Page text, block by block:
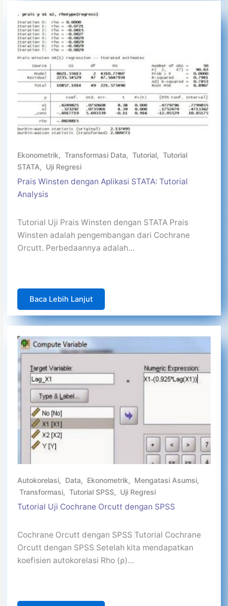
Ekonometrik, Transformasi Data, Tutorial, Tutorial
STATA, Uji Regresi
Prais Winsten dengan Aplikasi STATA: Tutorial
Analysis
Tutorial Uji Prais Winsten dengan STATA Prais
Winsten adalah pengembangan dari Cochrane
Orcutt. Perbedaannya adalah…
Baca Lebih Lanjut
Autokorelasi, Data, Ekonometrik, Mengatasi Asumsi,
Transformasi, Tutorial SPSS, Uji Regresi
Tutorial Uji Cochrane Orcutt dengan SPSS
Cochrane Orcutt dengan SPSS Tutorial Cochrane
Orcutt dengan SPSS Setelah kita mendapatkan
koefisien autokorelasi Rho (ρ)…